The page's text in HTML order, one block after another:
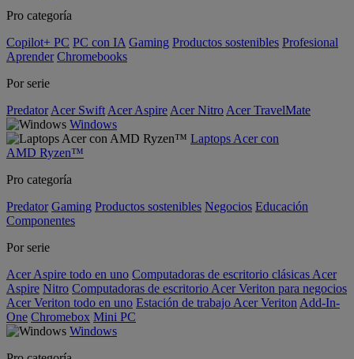
Pro categoría
Copilot+ PC PC con IA Gaming Productos sostenibles Profesional
Aprender Chromebooks
Por serie
Predator Acer Swift Acer Aspire Acer Nitro Acer TravelMate
Windows
Laptops Acer con
AMD Ryzen™
Pro categoría
Predator Gaming Productos sostenibles Negocios Educación
Componentes
Por serie
Acer Aspire todo en uno Computadoras de escritorio clásicas Acer
Aspire Nitro Computadoras de escritorio Acer Veriton para negocios
Acer Veriton todo en uno Estación de trabajo Acer Veriton Add-In-
One Chromebox Mini PC
Windows